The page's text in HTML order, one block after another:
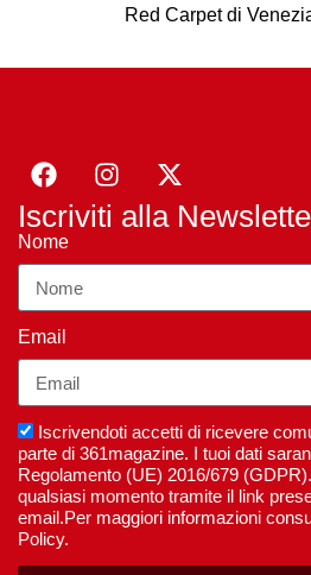
Red Carpet di
Iscriviti alla
Nome
Email
Iscrivendoti accetti di ricevere
parte di 361magazine. I tuoi dati
Regolamento (UE) 2016/679
qualsiasi momento tramite il link
email.Per maggiori informazioni
Policy.